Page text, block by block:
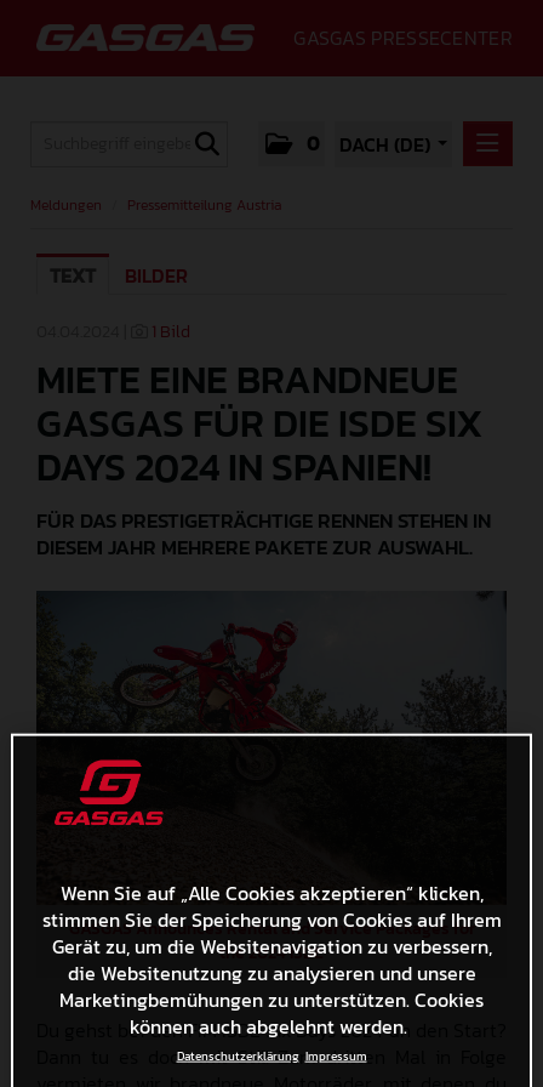
GASGAS PRESSECENTER
0 DACH (DE)
GASGAS PRESS RELEASE GERMANY
GALLERY
GASGAS
PRESSEKONTAKT
Meldungen Pressemitteilung Austria
TEXT BILDER
1 Bild
MIETE EINE BRANDNEUE
GASGAS FÜR DIE ISDE SIX
DAYS 2024 IN SPANIEN!
FÜR DAS PRESTIGETRÄCHTIGE RENNEN STEHEN IN
DIESEM JAHR MEHRERE PAKETE ZUR AUSWAHL.
GASGAS Announces Rental and Service Packages for
the 2024 ISDE
Du gehst bei den FIM ISDE Six Days 2024 an den Start?
Dann tu es doch mit Stil! Zum dritten Mal in Folge
Wenn Sie auf „Alle Cookies akzeptieren“ klicken,
stimmen Sie der Speicherung von Cookies auf Ihrem
Gerät zu, um die Websitenavigation zu verbessern,
die Websitenutzung zu analysieren und unsere
Marketingbemühungen zu unterstützen. Cookies
können auch abgelehnt werden.
Datenschutzerklärung Impressum